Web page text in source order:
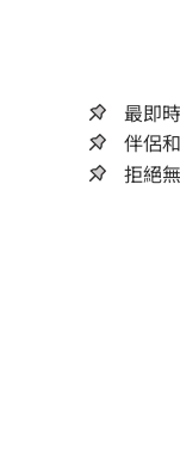
最即
伴侶
拒絕